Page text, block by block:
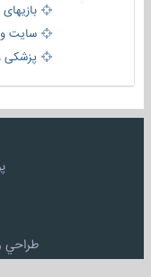
بازیهای
سایت و
پزشکی و
طراحي